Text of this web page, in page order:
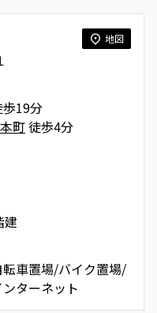
地図
19分
町徒歩4分
建
車置場/バイク置場/
ターネット